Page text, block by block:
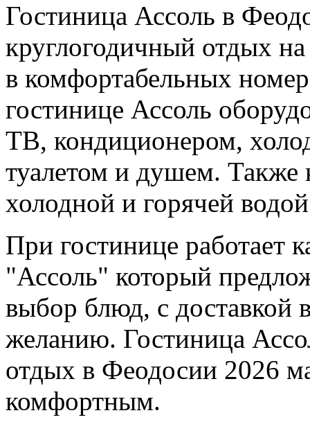
Гостиница Ассоль в
круглогодичный отдых
в комфортабельных
гостинице Ассоль
ТВ, кондиционером,
туалетом и душем. Также
холодной и горячей
При гостинице работает
"Ассоль" который
выбор блюд, с доставкой
желанию. Гостиница
отдых в Феодосии 2026
комфортным.